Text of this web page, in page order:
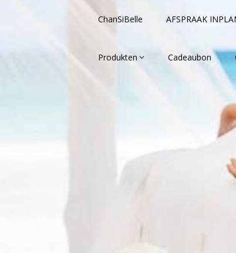
ChanSiBelle AFSPRAAK
Produkten Cadeaubon
Heerlijke massages in